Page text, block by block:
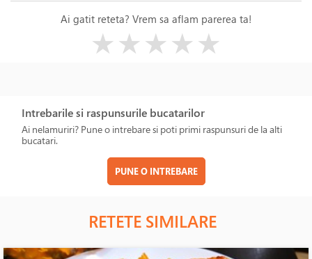
Ai gatit reteta? Vrem sa aflam parerea ta!
★★★★★
Intrebarile si raspunsurile bucatarilor
Ai nelamuriri? Pune o intrebare si poti primi raspunsuri de la alti
bucatari.
PUNE O INTREBARE
RETETE SIMILARE